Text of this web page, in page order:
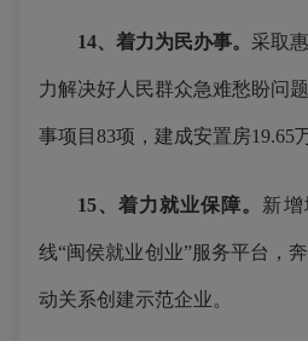
14、着力为民办事。 采取
力解决好人民群众急难愁盼问
事项目83项，建成安置房19.65
15、着力就业保障。 新增
线“闽侯就业创业”服务平台，
动关系创建示范企业。